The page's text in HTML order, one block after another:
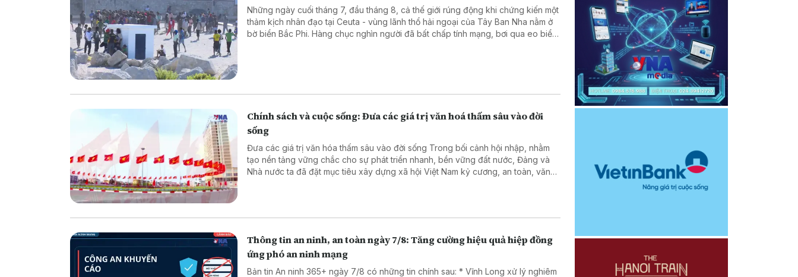
Những ngày cuối tháng 7, đầu tháng 8, cả thế giới rúng động khi chứng kiến một
thảm kịch nhân đạo tại Ceuta - vùng lãnh thổ hải ngoại của Tây Ban Nha nằm ở
bờ biển Bắc Phi. Hàng chục nghìn người đã bất chấp tính mạng, bơi qua eo biển
Chính sách và cuộc sống: Đưa các giá trị văn hoá thấm sâu vào đời
sống
Đưa các giá trị văn hóa thấm sâu vào đời sống Trong bối cảnh hội nhập, nhằm
tạo nền tảng vững chắc cho sự phát triển nhanh, bền vững đất nước, Đảng và
Nhà nước ta đã đặt mục tiêu xây dựng xã hội Việt Nam kỷ cương, an toàn, văn
dân là mục tiêu cao nhất.
Thông tin an ninh, an toàn ngày 7/8: Tăng cường hiệu quả hiệp đồng
ứng phó an ninh mạng
Bản tin An ninh 365+ ngày 7/8 có những tin chính sau: * Vĩnh Long xử lý nghiêm